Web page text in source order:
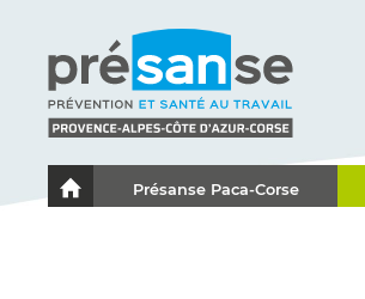
Le portail de l'Association des
Présanse Paca-Corse